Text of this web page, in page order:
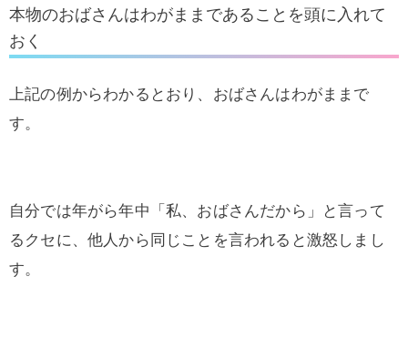
本物のおばさんはわがままであることを頭に入れて
おく
上記の例からわかるとおり、おばさんはわがままで
す。
自分では年がら年中「私、おばさんだから」と言って
るクセに、他人から同じことを言われると激怒しまし
す。